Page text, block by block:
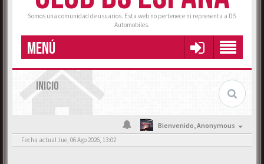
Somos una comunidad de usuarios. Esta web no pertenece ni representa a DS
Automobiles.
MENÚ
INICIO
Bienvenido,Anonymous
Fecha actual Jue, 06 Ago 2026, 13:02